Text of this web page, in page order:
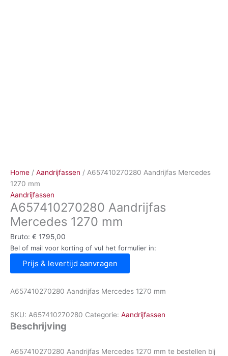
Home / Aandrijfassen / A657410270280 Aandrijfas Mercedes
1270 mm
Aandrijfassen
A657410270280 Aandrijfas
Mercedes 1270 mm
Bruto: € 1795,00
Bel of mail voor korting of vul het formulier in:
Prijs & levertijd aanvragen
A657410270280 Aandrijfas Mercedes 1270 mm
SKU: A657410270280 Categorie: Aandrijfassen
Beschrijving
A657410270280 Aandrijfas Mercedes 1270 mm te bestellen bij